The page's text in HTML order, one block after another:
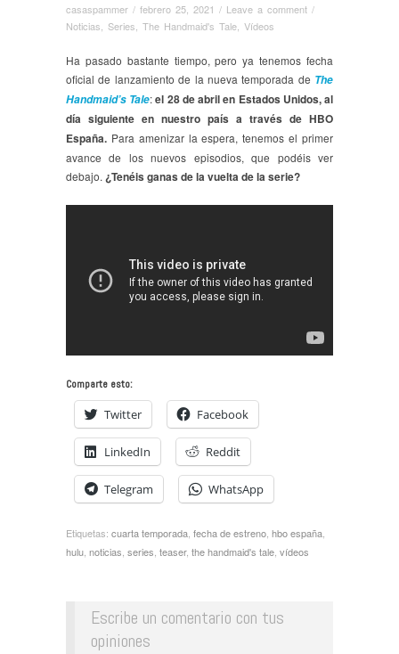
casaspammer / febrero 25, 2021 / Leave a comment /
Noticias
Series The Handmaid's Tale Ví­deos
Ha pasado bastante tiempo, pero ya tenemos fecha
oficial de lanzamiento de la nueva temporada de The
Handmaid’s Tale:el 28 de abril en Estados Unidos, al
día siguiente en nuestro país a través de HBO
España. Para amenizar la espera, tenemos el primer
avance de los nuevos episodios, que podéis ver
debajo. ¿Tenéis ganas de la vuelta de la serie?
Comparte esto:
Twitter Facebook
LinkedIn Reddit
Telegram WhatsApp
Etiquetas: cuarta temporada, fecha de estreno, hbo españa,
hulu, noticias, series, teaser, the handmaid's tale, vídeos
Escribe un comentario con tus
opiniones